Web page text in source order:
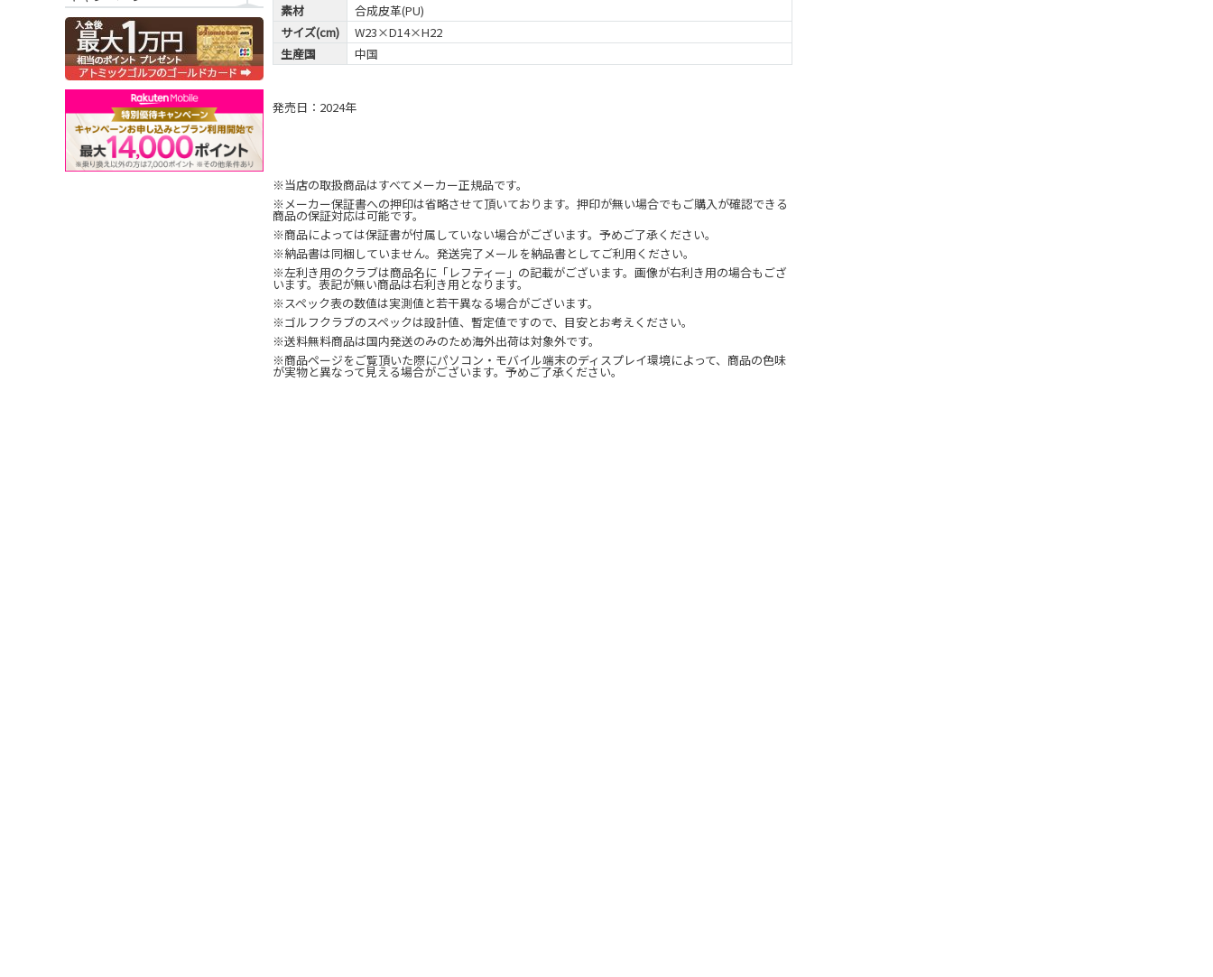
素材
合成皮革(PU)
サイズ(cm)
W23×D14×H22
生産国
中国
発売日：2024年
※当店の取扱商品はすべてメーカー正規品です。
※メーカー保証書への押印は省略させて頂いております。押印が無い場合でもご購入が確認できる
商品の保証対応は可能です。
※商品によっては保証書が付属していない場合がございます。予めご了承ください。
※納品書は同梱していません。発送完了メールを納品書としてご利用ください。
※左利き用のクラブは商品名に「レフティー」の記載がございます。画像が右利き用の場合もござ
います。表記が無い商品は右利き用となります。
※スペック表の数値は実測値と若干異なる場合がございます。
※ゴルフクラブのスペックは設計値、暫定値ですので、目安とお考えください。
※送料無料商品は国内発送のみのため海外出荷は対象外です。
※商品ページをご覧頂いた際にパソコン・モバイル端末のディスプレイ環境によって、商品の色味
が実物と異なって見える場合がございます。予めご了承ください。